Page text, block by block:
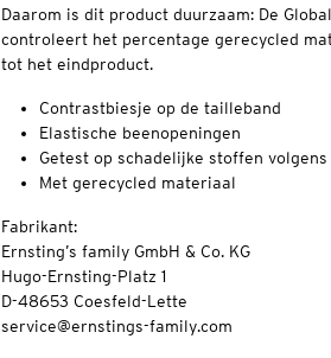
Daarom is dit product duurzaam: De
controleert het percentage gerecycled
tot het eindproduct.
Contrastbiesje op de tailleband
Elastische beenopeningen
Getest op schadelijke stoffen volgens
Met gerecycled materiaal
Fabrikant:
Ernsting’s family GmbH & Co. KG
Hugo-Ernsting-Platz 1
D-48653 Coesfeld-Lette
service@ernstings-family.com